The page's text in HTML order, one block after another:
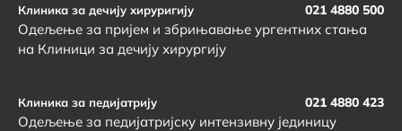
Клиника за дечију хируригију 021 4880 500
Одељење за пријем и збрињавање ургентних стања
на Клиници за дечију хирургију
Клиника за педијатрију 021 4880 423
Одељење за педијатријску интензивну јединицу